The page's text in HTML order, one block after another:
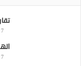
7 أغسطس، 2026
7 أغسطس، 2026